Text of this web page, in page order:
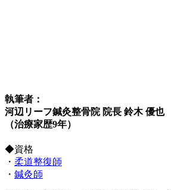
執筆者：
河辺リーフ鍼灸整骨院 院長 鈴木 優也
（治療家歴9年）
◆資格
・ 柔道整復師
・ 鍼灸師